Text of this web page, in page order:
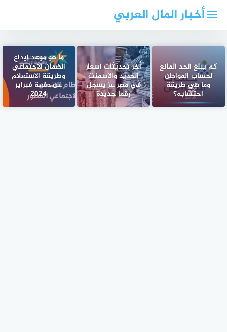
أخبار المال العربي
كم يبلغ الحد المانع
لحساب المواطن
وما هي طريقة
احتسابه؟
أخر تحديثات اسعار
الحديد والاسمنت
في مصر عز يسجل
رقما جديدة
ما هو موعد إيداع
الضمان الاجتماعي
وطريقة الاستعلام
عن دفعة فبراير
2024